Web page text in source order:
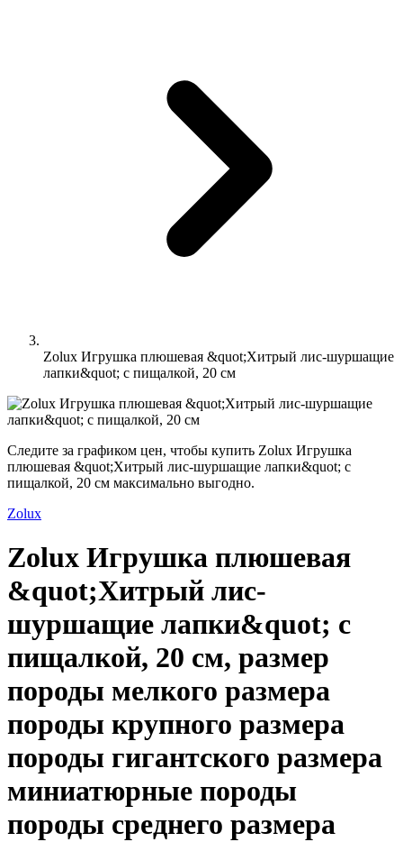
Zolux Игрушка плюшевая &quot;Хитрый лис-шуршащие
лапки&quot; с пищалкой, 20 см
Следите за графиком цен, чтобы купить Zolux Игрушка
плюшевая &quot;Хитрый лис-шуршащие лапки&quot; с
пищалкой, 20 см максимально выгодно.
Zolux
Zolux Игрушка плюшевая
&quot;Хитрый лис-
шуршащие лапки&quot; с
пищалкой, 20 см, размер
породы мелкого размера
породы крупного размера
породы гигантского размера
миниатюрные породы
породы среднего размера